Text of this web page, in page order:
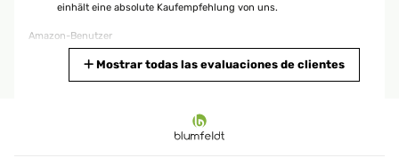
einhält eine absolute Kaufempfehlung von uns.
Amazon-Benutzer
Mostrar todas las evaluaciones de clientes